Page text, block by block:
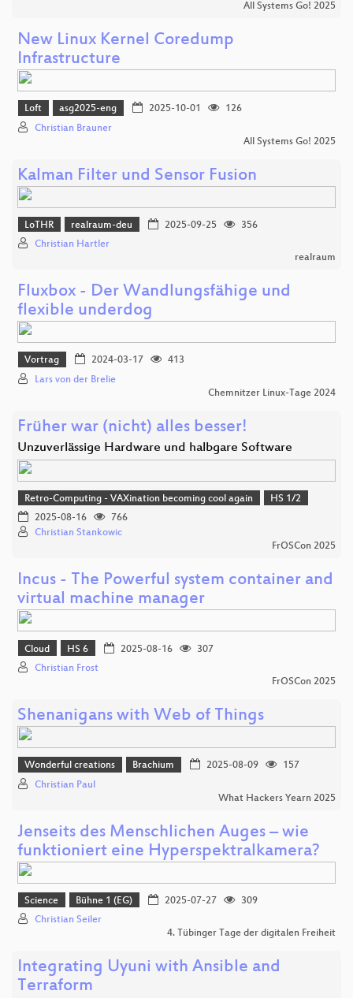
All Systems Go! 2025
New Linux Kernel Coredump
Infrastructure
Loft asg2025-eng 2025-10-01
126
Christian Brauner
All Systems Go! 2025
Kalman Filter und Sensor Fusion
LoTHR realraum-deu 2025-09-25
356
Christian Hartler
realraum
Fluxbox - Der Wandlungsfähige und
flexible underdog
Vortrag 2024-03-17
413
Lars von der Brelie
Chemnitzer Linux-Tage 2024
Früher war (nicht) alles besser!
Unzuverlässige Hardware und halbgare Software
Retro-Computing - VAXination becoming cool again
HS 1/2
2025-08-16
766
Christian Stankowic
FrOSCon 2025
Incus - The Powerful system container and
virtual machine manager
Cloud HS 6 2025-08-16
307
Christian Frost
FrOSCon 2025
Shenanigans with Web of Things
Wonderful creations Brachium 2025-08-09
157
Christian Paul
What Hackers Yearn 2025
Jenseits des Menschlichen Auges – wie
funktioniert eine Hyperspektralkamera?
Science Bühne 1 (EG) 2025-07-27
309
Christian Seiler
4. Tübinger Tage der digitalen Freiheit
Integrating Uyuni with Ansible and
Terraform